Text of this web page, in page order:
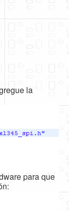
la
para que